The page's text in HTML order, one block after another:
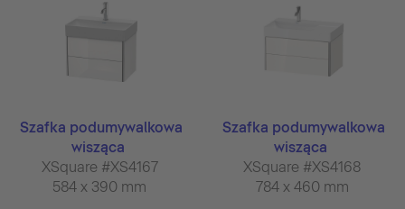
Szafka podumywalkowa
wisząca
XSquare #XS4167
584 x 390 mm
Szafka podumywalkowa
wisząca
XSquare #XS4168
784 x 460 mm